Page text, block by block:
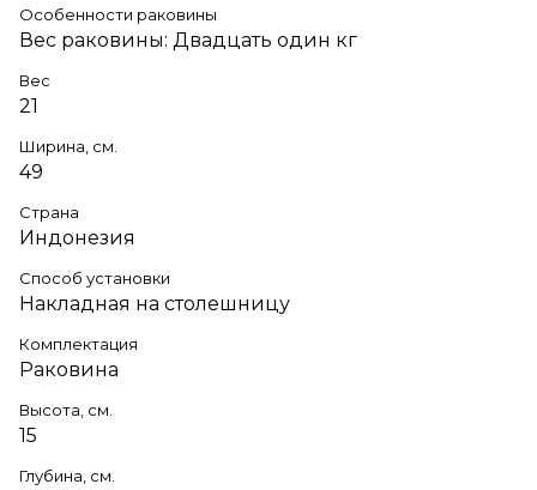
Особенности раковины
Вес раковины: Двадцать один кг
Вес
21
Ширина, см.
49
Страна
Индонезия
Способ установки
Накладная на столешницу
Комплектация
Раковина
Высота, см.
15
Глубина, см.